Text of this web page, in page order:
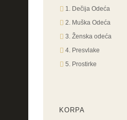
1. Dečija Odeća
2. Muška Odeća
3. Ženska odeća
4. Presvlake
5. Prostirke
KORPA